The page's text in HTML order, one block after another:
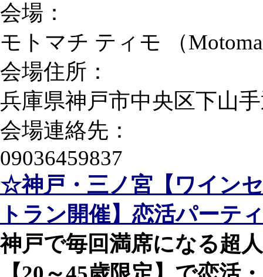
会場：
モトマチ ティモ （
会場住所：
兵庫県神戸市中央区下山
会場連絡先：
09036459837
☆神戸・三ノ宮【ワイン
トラン開催】恋活パーテ
神戸で毎回満席になる超